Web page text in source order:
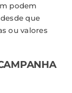
podem
que
ou valores